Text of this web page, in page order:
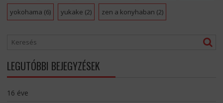
yokohama (6) yukake (2) zen a konyhaban (2)
LEGUTÓBBI BEJEGYZÉSEK
16 éve